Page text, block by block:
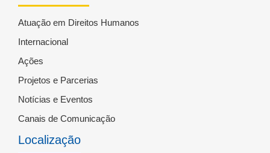
Atuação em Direitos Humanos
Internacional
Ações
Projetos e Parcerias
Notícias e Eventos
Canais de Comunicação
Localização